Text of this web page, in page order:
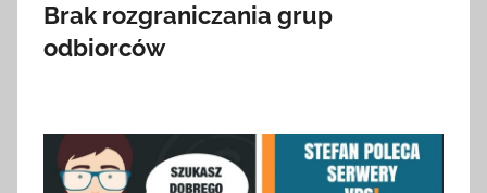
Brak rozgraniczania grup
odbiorców